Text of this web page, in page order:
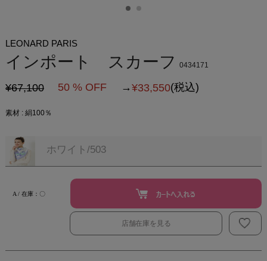
LEONARD PARIS
インポート スカーフ 0434171
¥67,100 50 % OFF →¥33,550(税込)
素材 : 絹100％
ホワイト/503
A / 在庫：〇
店舗在庫を見る